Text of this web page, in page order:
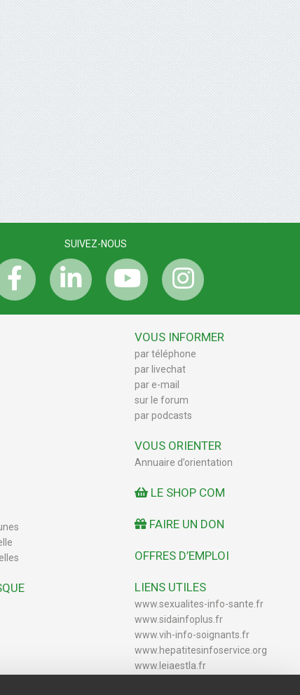
SUIVEZ-NOUS
VOUS INFORMER
par téléphone
par livechat
par e-mail
sur le forum
par podcasts
VOUS ORIENTER
Annuaire d’orientation
LE SHOP COM
FAIRE UN DON
OFFRES D’EMPLOI
LIENS UTILES
www.sexualites-info-sante.fr
www.sidainfoplus.fr
www.vih-info-soignants.fr
www.hepatitesinfoservice.org
www.leiaestla.fr